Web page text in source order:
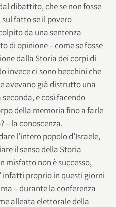
dibattito, che se non fosse
fatto se il povero
da una sentenza
di opinione – come se fosse
dalla Storia dei corpi di
invece ci sono becchini che
avevano già distrutto una
e così facendo
della memoria fino a farle
– la conoscenza.
l’intero popolo d’Israele,
il senso della Storia
misfatto non è successo,
infatti proprio in questi giorni
– durante la conferenza
alleata elettorale della